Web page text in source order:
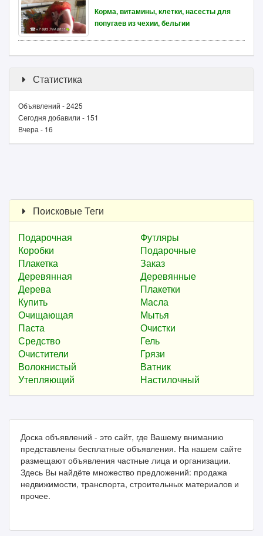
Корма, витамины, клетки, насесты для
попугаев из чехии, бельгии
Статистика
Объявлений - 2425
Сегодня добавили - 151
Вчера - 16
Поисковые Теги
Подарочная
Футляры
Коробки
Подарочные
Плакетка
Заказ
Деревянная
Деревянные
Дерева
Плакетки
Купить
Масла
Очищающая
Мытья
Паста
Очистки
Средство
Гель
Очистители
Грязи
Волокнистый
Ватник
Утепляющий
Настилочный
Доска объявлений - это сайт, где Вашему вниманию
представлены бесплатные объявления. На нашем сайте
размещают объявления частные лица и организации.
Здесь Вы найдёте множество предложений: продажа
недвижимости, транспорта, строительных материалов и
прочее.